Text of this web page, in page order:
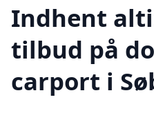
Indhent
tilbud på
carport i